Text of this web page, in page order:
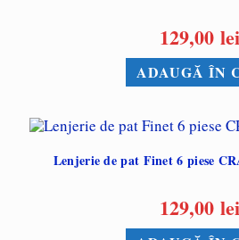
129,00 lei
ADAUGĂ ÎN
Lenjerie de pat Finet 6 piese
129,00 lei